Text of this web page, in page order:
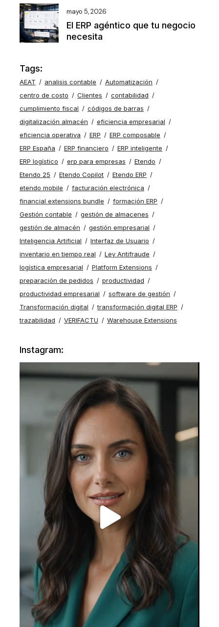
mayo 5, 2026
El ERP agéntico que tu negocio
necesita
Tags:
AEAT analisis contable
Automatización
centro de costo
Clientes
contabilidad
cumplimiento fiscal
códigos de barras
digitalización almacén
eficiencia empresarial
eficiencia operativa
ERP
ERP composable
ERP España
ERP financiero
ERP inteligente
ERP logístico
erp para empresas
Etendo
Etendo 25
Etendo Copilot
Etendo ERP
etendo mobile
facturación electrónica
financial extensions bundle
formación ERP
Gestión contable
gestión de almacenes
gestión de almacén
gestión empresarial
Inteligencia Artificial
Interfaz de Usuario
inventario en tiempo real
Ley Antifraude
logística empresarial
Platform Extensions
preparación de pedidos
productividad
productividad empresarial
software de gestión
Transformación digital
transformación digital ERP
trazabilidad
VERIFACTU Warehouse Extensions
Instagram: